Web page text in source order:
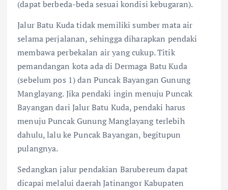
(dapat berbeda-beda sesuai kondisi kebugaran).
Jalur Batu Kuda tidak memiliki sumber mata air
selama perjalanan, sehingga diharapkan pendaki
membawa perbekalan air yang cukup. Titik
pemandangan kota ada di Dermaga Batu Kuda
(sebelum pos 1) dan Puncak Bayangan Gunung
Manglayang. Jika pendaki ingin menuju Puncak
Bayangan dari Jalur Batu Kuda, pendaki harus
menuju Puncak Gunung Manglayang terlebih
dahulu, lalu ke Puncak Bayangan, begitupun
pulangnya.
Sedangkan jalur pendakian Barubereum dapat
dicapai melalui daerah Jatinangor Kabupaten